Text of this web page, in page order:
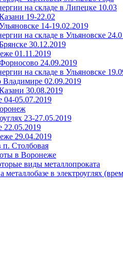
на складе в Липецке 10.03
19-22.02
14-19.02.2019
на складе в Ульяновске
30.12.2019
01.11.2019
24.09.2019
на складе в Ульяновске
Владимире 02.09.2019
30.08.2019
04-05.07.2019
23-27.05.2019
22.05.2019
29.04.2019
п. Столбовая
в Воронеже
виды металлопроката
в электроуглях